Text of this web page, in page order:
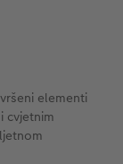
elementi
cvjetnim